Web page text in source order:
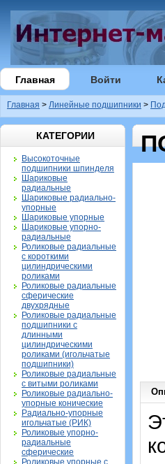
Главная Войти
Главная > Линейные подшипники >
КАТЕГОРИИ
Высокоточные
подшипники шпинделя
Шариковые
радиальные
Шариковые радиально-
упорные
Шариковые упорные
Шариковые упорно-
радиальные
Роликовые радиальные
с короткими
цилиндрическими
роликами
Роликовые радиальные
сферические
двухрядные
Роликовые радиальные
подшипники с
длинными
цилиндрическими
роликами (игольчатые
подшипники)
Роликовые радиальные
с витыми роликами
Роликовые радиально-
упорные конические
Радиально-упорные
игольчатые (РИК)
Роликовые упорно-
радиальные
сферические
Роликовые упорные с